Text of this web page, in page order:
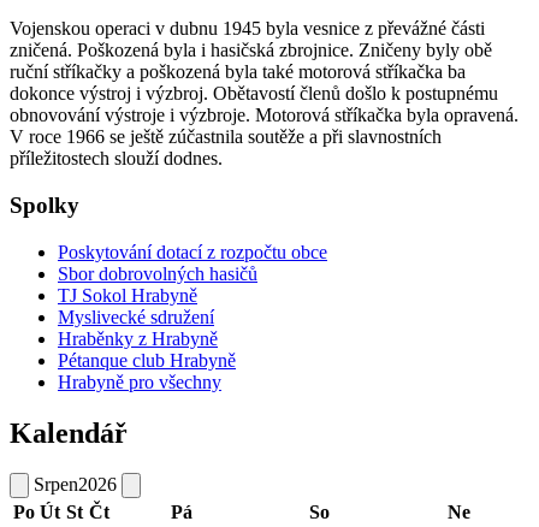
Vojenskou operaci v dubnu 1945 byla vesnice z převážné části
zničená. Poškozená byla i hasičská zbrojnice. Zničeny byly obě
ruční stříkačky a poškozená byla také motorová stříkačka ba
dokonce výstroj i výzbroj. Obětavostí členů došlo k postupnému
obnovování výstroje i výzbroje. Motorová stříkačka byla opravená.
V roce 1966 se ještě zúčastnila soutěže a při slavnostních
příležitostech slouží dodnes.
Spolky
Poskytování dotací z rozpočtu obce
Sbor dobrovolných hasičů
TJ Sokol Hrabyně
Myslivecké sdružení
Hraběnky z Hrabyně
Pétanque club Hrabyně
Hrabyně pro všechny
Kalendář
Srpen2026
Po Út St Čt Pá So
Ne